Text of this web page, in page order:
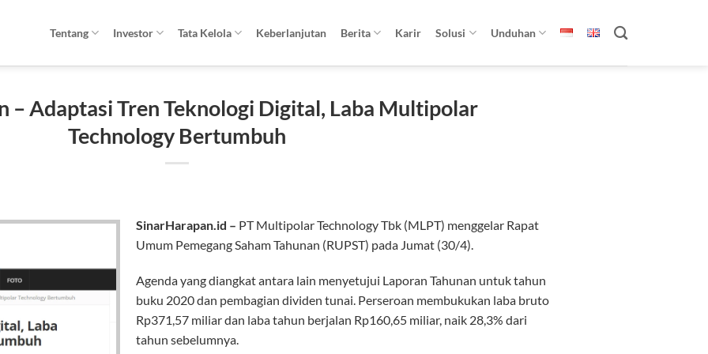
Tentang Investor Tata Kelola Keberlanjutan Berita Karir Solusi Unduhan
– Adaptasi Tren Teknologi Digital, Laba Multipolar
Technology Bertumbuh
SinarHarapan.id – PT Multipolar Technology Tbk (MLPT) menggelar Rapat
Umum Pemegang Saham Tahunan (RUPST) pada Jumat (30/4).
Agenda yang diangkat antara lain menyetujui Laporan Tahunan untuk tahun
buku 2020 dan pembagian dividen tunai. Perseroan membukukan laba bruto
Rp371,57 miliar dan laba tahun berjalan Rp160,65 miliar, naik 28,3% dari
tahun sebelumnya.